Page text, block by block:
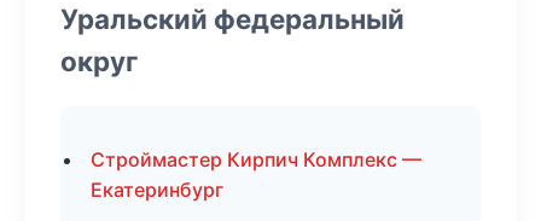
Уральский федеральный
округ
Строймастер Кирпич Комплекс —
Екатеринбург